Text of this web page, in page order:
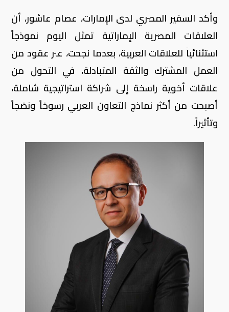
وأكد السفير المصري لدى الإمارات، عصام عاشور، أن
العلاقات المصرية الإماراتية تمثل اليوم نموذجاً
استثنائياً للعلاقات العربية، بعدما نجحت، عبر عقود من
العمل المشترك والثقة المتبادلة، في التحول من
علاقات أخوية راسخة إلى شراكة استراتيجية شاملة،
أصبحت من أكثر نماذج التعاون العربي رسوخاً ونضجاً
وتأثيراً.